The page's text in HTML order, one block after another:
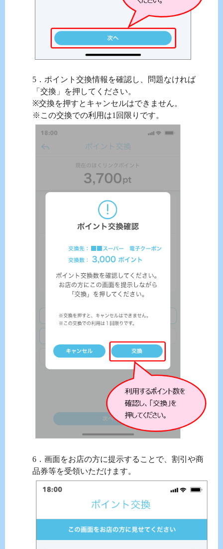
5．ポイント交換情報を確認し、問題なければ
「交換」を押してください。
※交換を押すとキャンセルはできません。
※この交換での利用は1回限りです。
6．画面をお店の方に提示することで、割引や商
品券等を受領いただけます。